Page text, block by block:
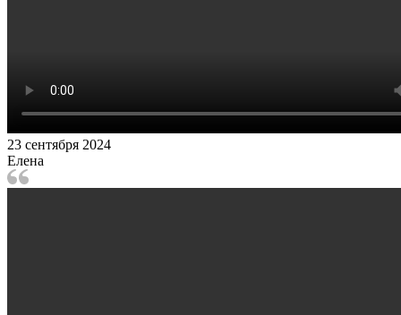
23 сентября 2024
Елена